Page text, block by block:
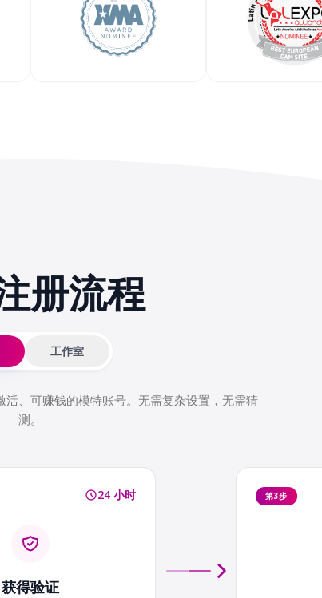
册流程
工作室
、可赚钱的模特账号。无需复杂设置，无需猜
测。
24 小时
获得验证
第3步